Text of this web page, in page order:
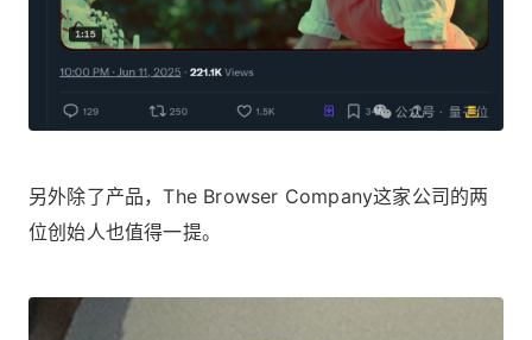
另外除了产品，The Browser Company这家公司的两
位创始人也值得一提。